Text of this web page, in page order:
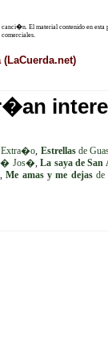
El material contenido en esta
Extra�o, Estrellasde
Jos�,La saya de
,Me amas y me dejasde